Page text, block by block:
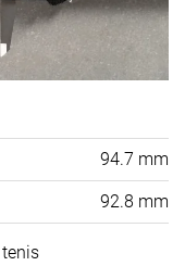
94.7 mm
92.8 mm